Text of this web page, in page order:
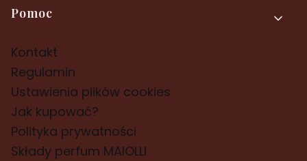
Pomoc
Kontakt
Regulamin
Ustawienia plików cookies
Jak kupować?
Polityka prywatności
Składy perfum MAIOLLI